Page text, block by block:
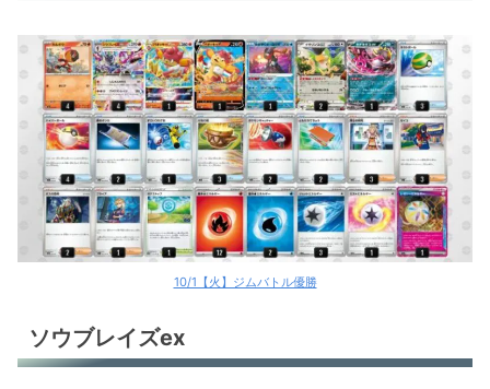
10/1【火】ジムバトル優勝
ソウブレイズex